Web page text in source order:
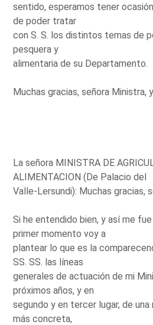
sentido, esperamos tener
de poder tratar
con S. S. los distintos temas de
pesquera y
alimentaria de su Departamento.
Muchas gracias, señora Ministra,
La señora MINISTRA DE
ALIMENTACION (De Palacio del
Valle-Lersundi): Muchas gracias,
Si he entendido bien, y así me
primer momento voy a
plantear lo que es la
SS. SS. las líneas
generales de actuación de mi
próximos años, y en
segundo y en tercer lugar, de
más concreta,